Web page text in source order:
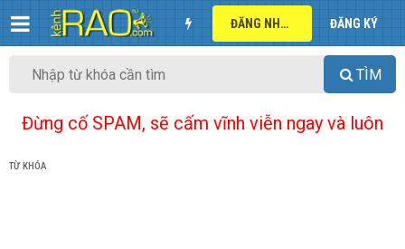
ĐĂNG NHẬP ĐĂNG KÝ
TÌM
Đừng cố SPAM, sẽ cấm vĩnh viễn ngay và luôn
TỪ KHÓA